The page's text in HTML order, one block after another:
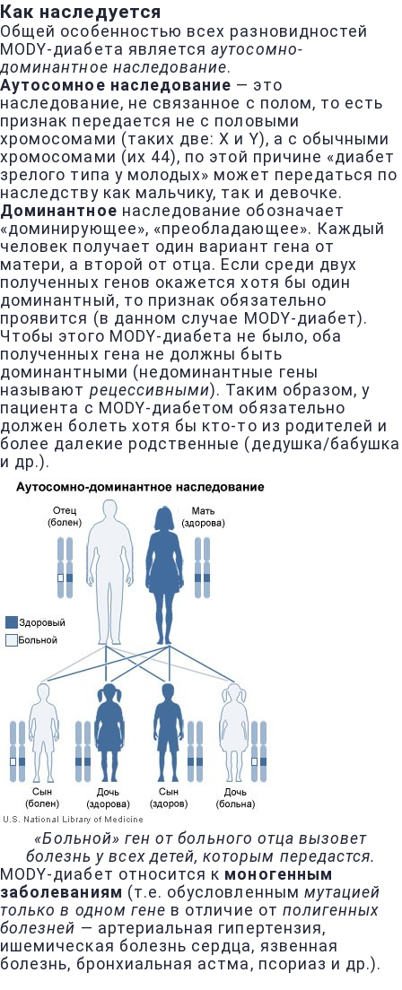
Как наследуется
Общей особенностью всех разновидностей
MODY-диабета являетсяаутосомно-
доминантное наследование.
Аутосомное наследование — это
наследование, не связанное с полом, то есть
признак передается не с половыми
хромосомами (таких две: X и Y), а с обычными
хромосомами (их 44), по этой причине «диабет
зрелого типа у молодых» может передаться по
наследству как мальчику, так и девочке.
Доминантное наследование обозначает
«доминирующее», «преобладающее». Каждый
человек получает один вариант гена от
матери, а второй от отца. Если среди двух
полученных генов окажется хотя бы один
доминантный, то признак обязательно
проявится (в данном случае MODY-диабет).
Чтобы этого MODY-диабета не было, оба
полученных гена не должны быть
доминантными (недоминантные гены
называют рецессивными). Таким образом, у
пациента с MODY-диабетом обязательно
должен болеть хотя бы кто-то из родителей и
более далекие родственные (дедушка/бабушка
и др.).
«Больной» ген от больного отца вызовет
болезнь у всех детей, которым передастся.
MODY-диабет относится к моногенным
заболеваниям (т.е. обусловленным мутацией
только в одном гене в отличие от полигенных
болезней — артериальная гипертензия,
ишемическая болезнь сердца, язвенная
болезнь, бронхиальная астма, псориаз и др.).